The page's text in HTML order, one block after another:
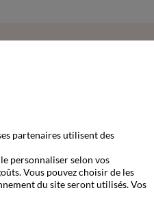
partenaires utilisent des
personnaliser selon vos
Vous pouvez choisir de les
du site seront utilisés. Vos